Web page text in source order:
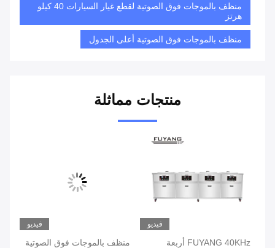
منظف بالموجات فوق الصوتية لقطع غيار السيارات 40 كيلو
هرتز
منظف بالموجات فوق الصوتية أعلى الجدول
منتجات مماثلة
فيديو
FUYANG 40KHz أربعة
فيديو
منظف ​​بالموجات فوق الصوتية